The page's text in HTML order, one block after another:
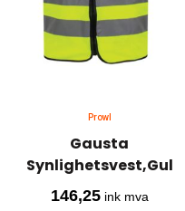
Prowl
Gausta
Synlighetsvest,Gul
146,25ink mva